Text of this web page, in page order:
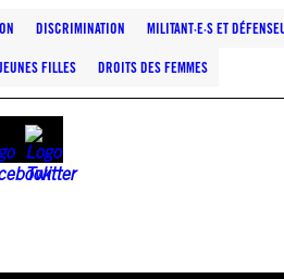
DISCRIMINATION MILITANT·E·S ET
FILLES DROITS DES FEMMES